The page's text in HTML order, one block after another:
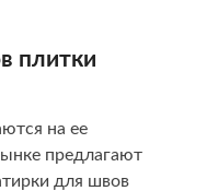
плитки
на ее
предлагают
для швов